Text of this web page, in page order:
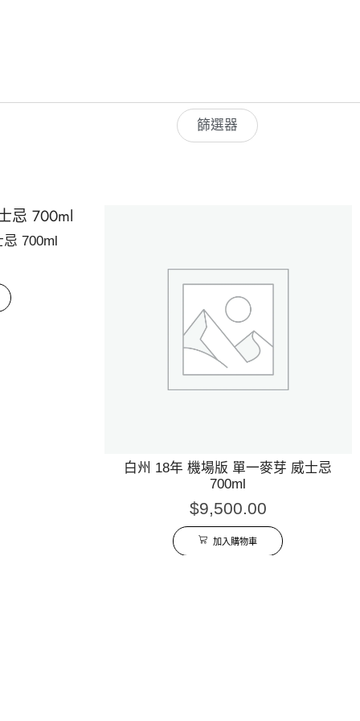
篩選器
700ml
白州 18年 機場版 單一麥芽 威士忌
700ml
$9,500.00
加入購物車